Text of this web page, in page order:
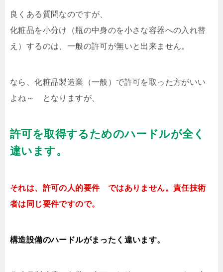
良くある質問なのですが、
化粧品を小分け（瓶の中身のを小さな容器への入れ替
え）するのは、一般の許可が無いと出来ません。
なら、化粧品製造業（一般）で許可を取った方がいい
よね～ となりますが、
許可を取得するためのハードルが全く
違います。
それは、許可の人的要件 ではありません。責任技術
者は同じ要件ですので。
構造設備のハードルがまったく違います。